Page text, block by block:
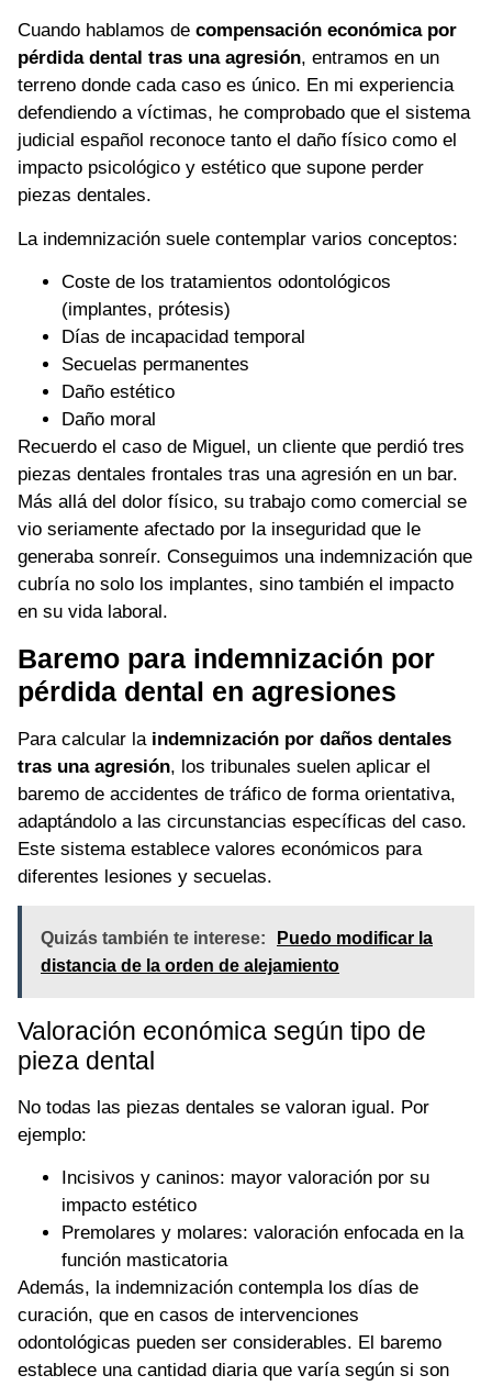
Cuando hablamos de compensación económica por
pérdida dental tras una agresión, entramos en un
terreno donde cada caso es único. En mi experiencia
defendiendo a víctimas, he comprobado que el sistema
judicial español reconoce tanto el daño físico como el
impacto psicológico y estético que supone perder
piezas dentales.
La indemnización suele contemplar varios conceptos:
Coste de los tratamientos odontológicos
(implantes, prótesis)
Días de incapacidad temporal
Secuelas permanentes
Daño estético
Daño moral
Recuerdo el caso de Miguel, un cliente que perdió tres
piezas dentales frontales tras una agresión en un bar.
Más allá del dolor físico, su trabajo como comercial se
vio seriamente afectado por la inseguridad que le
generaba sonreír. Conseguimos una indemnización que
cubría no solo los implantes, sino también el impacto
en su vida laboral.
Baremo para indemnización por
pérdida dental en agresiones
Para calcular la indemnización por daños dentales
tras una agresión, los tribunales suelen aplicar el
baremo de accidentes de tráfico de forma orientativa,
adaptándolo a las circunstancias específicas del caso.
Este sistema establece valores económicos para
diferentes lesiones y secuelas.
Quizás también te interese:
Puedo modificar la
distancia de la orden de alejamiento
Valoración económica según tipo de
pieza dental
No todas las piezas dentales se valoran igual. Por
ejemplo:
Incisivos y caninos: mayor valoración por su
impacto estético
Premolares y molares: valoración enfocada en la
función masticatoria
Además, la indemnización contempla los días de
curación, que en casos de intervenciones
odontológicas pueden ser considerables. El baremo
establece una cantidad diaria que varía según si son